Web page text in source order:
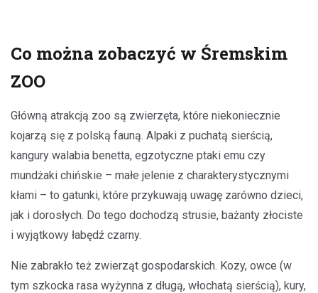
Co można zobaczyć w Śremskim
ZOO
Główną atrakcją zoo są zwierzęta, które niekoniecznie
kojarzą się z polską fauną. Alpaki z puchatą sierścią,
kangury walabia benetta, egzotyczne ptaki emu czy
mundżaki chińskie – małe jelenie z charakterystycznymi
kłami – to gatunki, które przykuwają uwagę zarówno dzieci,
jak i dorosłych. Do tego dochodzą strusie, bażanty złociste
i wyjątkowy łabędź czarny.
Nie zabrakło też zwierząt gospodarskich. Kozy, owce (w
tym szkocka rasa wyżynna z długą, włochatą sierścią), kury,